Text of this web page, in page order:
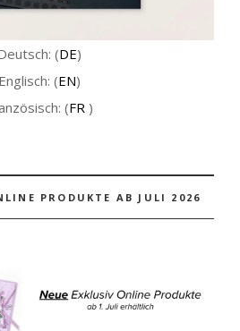
(DE)
Englisch: (EN)
(FR )
PRODUKTE AB JULI 2026